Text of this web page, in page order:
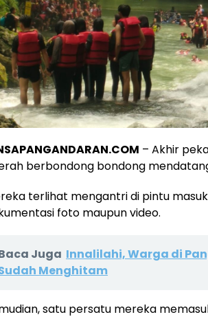
– Akhir
berbondong bondong
terlihat mengantri di pintu
foto maupun video.
Juga Innalilahi, Warga di
Menghitam
satu persatu mereka